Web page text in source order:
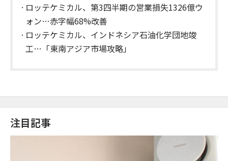
ロッテケミカル、第3四半期の営業損失1326億ウ
ォン…赤字幅68%改善
ロッテケミカル、インドネシア石油化学団地竣
工…「東南アジア市場攻略」
注目記事